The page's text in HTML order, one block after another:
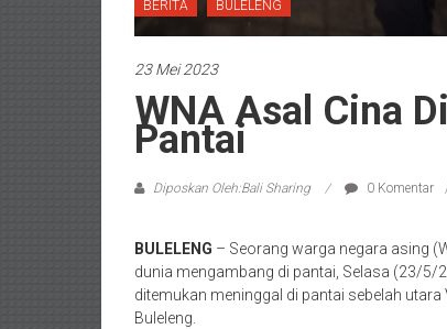
BERITA BULELENG
23 Mei 2023
WNA Asal Cina
Pantai
Diposkan Oleh:Bali Sharing 0 Komentar
BULELENG – Seorang warga negara asing
dunia mengambang di pantai, Selasa (23/5/
ditemukan meninggal di pantai sebelah
Buleleng.